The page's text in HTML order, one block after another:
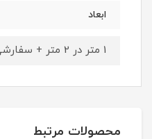
ابعاد
1 متر در 2 متر + سفارشی
محصولات مرتبط